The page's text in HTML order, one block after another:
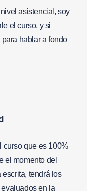
asistencial, soy
el curso, y si
hablar a fondo
curso que es 100%
el momento del
tendrá los
en la